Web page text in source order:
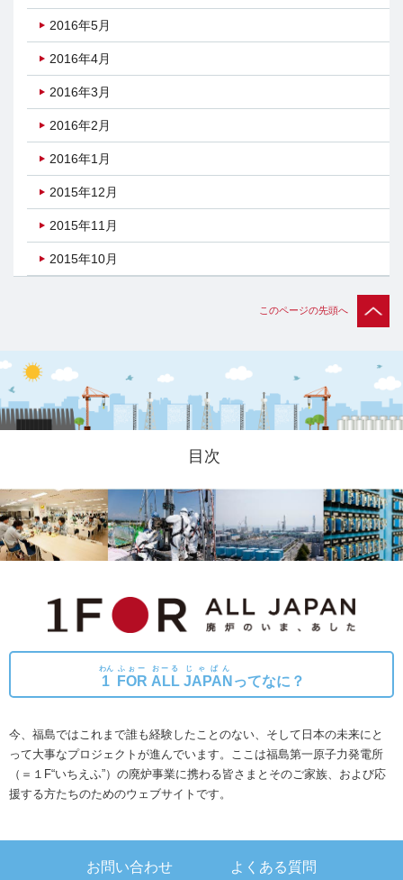
2016年5月
2016年4月
2016年3月
2016年2月
2016年1月
2015年12月
2015年11月
2015年10月
このページの先頭へ
目次
1
わん
FOR
ふぉー
ALL
おーる
JAPAN
じゃぱん
ってなに？
今、福島ではこれまで誰も経験したことのない、そして日本の未来にと
って大事なプロジェクトが進んでいます。 ここは福島第一原子力発電所
（＝１F“いちえふ”）の廃炉事業に携わる皆さまとそのご家族、および応
援する方たちのためのウェブサイトです。
お問い合わせ よくある質問